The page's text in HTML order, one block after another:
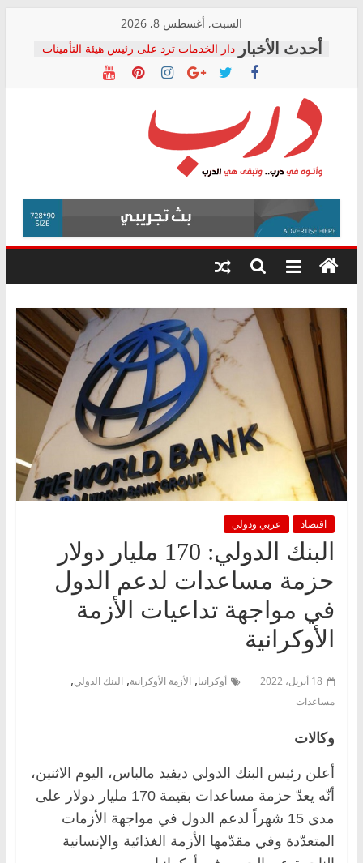
content
السبت, أغسطس 8, 2026
دار الخدمات ترد على رئيس هيئة التأمينات
بعد مؤتمره الصحفي: إنكار الأزمة لا ينهي
معاناة أصحاب المعاشات.. ونطالب بكشف
فرحات سليمان يكتب: القطاع الصحي إلى
أين؟
حزب التحالف الشعبي يطلق لجنة “الحق
في الصحة” بالإسكندرية لرصد الانتهاكات
ودعم المرضى
الوزاري لمدينة الصحفيين.. وانتهاء أعمال
إنشاء المبنى الإداري
المجلس القومي لحقوق الإنسان يعلن
متابعة قضية الدكتور محمد زهران.. ويؤكد:
قرينة البراءة وضمانات المحاكمة العادلة
درب
وأتوه
درب..
وتبقى
هي
اقتصاد عربي ودولي
البنك الدولي: 170 مليار دولار
حزمة مساعدات لدعم الدول
في مواجهة تداعيات الأزمة
الأوكرانية
18 أبريل، 2022 أوكرانيا, الأزمة الأوكرانية, البنك الدولي,
مساعدات
وكالات
أعلن رئيس البنك الدولي ديفيد مالباس، اليوم الاثنين،
أنّه يعدّ حزمة مساعدات بقيمة 170 مليار دولار على
مدى 15 شهراً لدعم الدول في مواجهة الأزمات
المتعدّدة وفي مقدّمها الأزمة الغذائية والإنسانية